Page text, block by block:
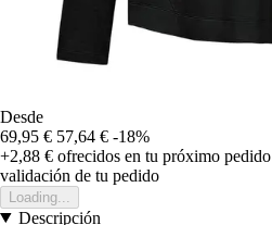
Desde
69,95 € 57,64 € -18%
+2,88 € ofrecidos en tu próximo pedido
validación de tu pedido
Loading...
Descripción